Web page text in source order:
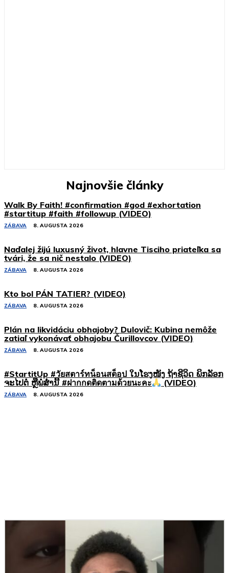
Najnovšie články
Walk By Faith! #confirmation #god #exhortation
#startitup #faith #followup (VIDEO)
ZÁBAVA 8. AUGUSTA 2026
Naďalej žijú luxusný život, hlavne Tisciho priateľka sa
tvári, že sa nič nestalo (VIDEO)
ZÁBAVA 8. AUGUSTA 2026
Kto bol PÁN TATIER? (VIDEO)
ZÁBAVA 8. AUGUSTA 2026
Plán na likvidáciu obhajoby? Dulovič: Kubina nemôže
zatiaľ vykonávať obhajobu Čurillovcov (VIDEO)
ZÁBAVA 8. AUGUSTA 2026
#StartitUp #วัยสตาร์ทน็อนสต็อป ໃນໂຮງໜັງ ຖ້າຊີວິດ ພິກລັອກ
ຈະໄປຕໍ່ ຫຼືພໍສໍ່ານີ້ #ฝากกดติดตามด้วยนะคะ
(VIDEO)
ZÁBAVA 8. AUGUSTA 2026